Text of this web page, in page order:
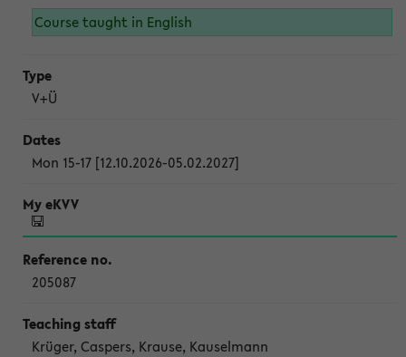
Course taught in English
V+Ü
Mon 15-17 [12.10.2026-05.02.2027]
205087
Krüger, Caspers, Krause, Kauselmann